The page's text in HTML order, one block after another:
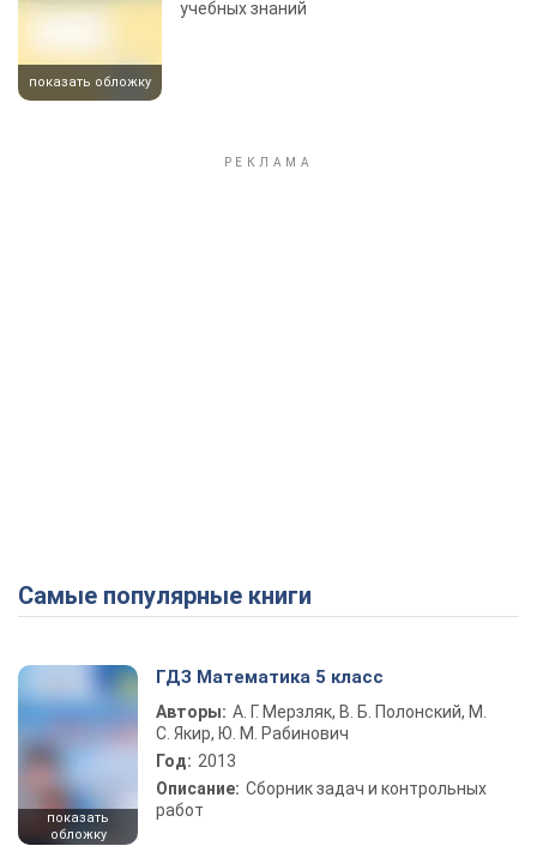
показать обложку
учебных знаний
Самые популярные книги
показать
обложку
ГДЗ Математика 5 класс
Авторы: А. Г. Мерзляк, В. Б. Полонский, М.
С. Якир, Ю. М. Рабинович
Год: 2013
Описание: Сборник задач и контрольных
работ